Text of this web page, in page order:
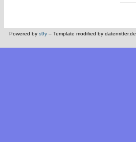
Powered by s9y – Template modified by datenritter.de.